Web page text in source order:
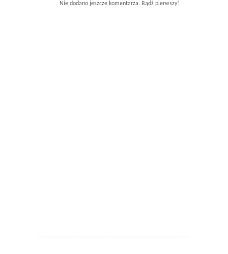
Nie dodano jeszcze komentarza. Bądź pierwszy!